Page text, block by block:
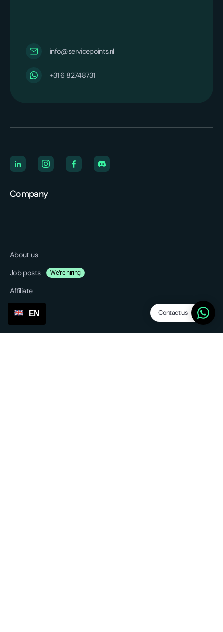
Contact us
info@servicepoints.nl
+31 6 82748731
Company
About us
Job posts
We're hiring
Affiliate
Blog
EN